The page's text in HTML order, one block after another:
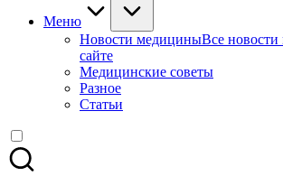
Меню
Новости медициныВсе
сайте
Медицинские советы
Разное
Статьи